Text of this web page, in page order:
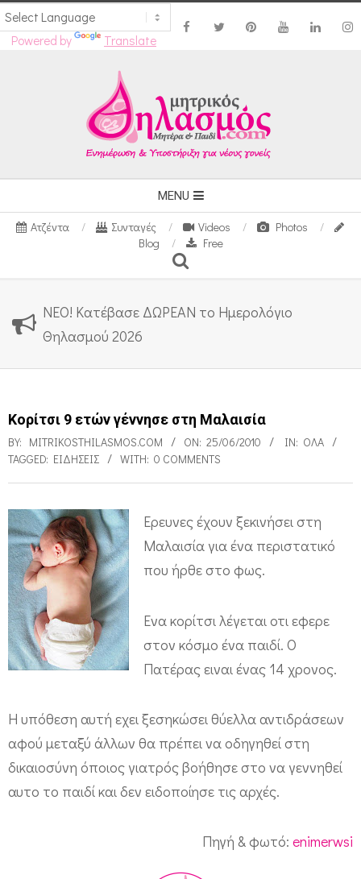
Powered by Translate
Navigation
Menu
MENU
Ατζέντα Συνταγές Videos
Photos
Blog
Free
Search
ΝΕΟ! Κατέβασε ΔΩΡΕΑΝ το Ημερολόγιο
Θηλασμού 2026
Κορίτσι 9 ετών γέννησε στη Μαλαισία
BY: MITRIKOSTHILASMOS.COM ON: 25/06/2010 IN: ΌΛΑ
TAGGED: ΕΙΔΉΣΕΙΣ WITH: 0 COMMENTS
Κ
ο
ρ
ί
τ
σ
9
ε
τ
ώ
Ερευνες έχουν ξεκινήσει στη
Μαλαισία για ένα περιστατικό
που ήρθε στο φως.
Ενα κορίτσι λέγεται οτι εφερε
στον κόσμο ένα παιδί. Ο
Πατέρας ειναι ένας 14 χρονος.
Η υπόθεση αυτή εχει ξεσηκώσει θύελλα αντιδράσεων
αφού μεταξύ άλλων θα πρέπει να οδηγηθεί στη
δικαιοσύνη όποιος γιατρός βοήθησε στο να γεννηθεί
αυτο το παιδί και δεν ειδοποίησε τις αρχές.
Πηγή & φωτό: enimerwsi